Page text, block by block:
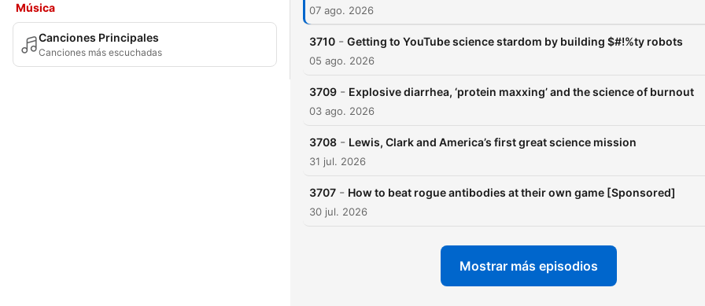
Música
Canciones Principales
Canciones más escuchadas
07 ago. 2026
3710 - Getting to YouTube science stardom by building $#!%ty robots
05 ago. 2026
3709 - Explosive diarrhea, ‘protein maxxing’ and the science of burnout
03 ago. 2026
3708 - Lewis, Clark and America’s first great science mission
31 jul. 2026
3707 - How to beat rogue antibodies at their own game [Sponsored]
30 jul. 2026
Mostrar más episodios